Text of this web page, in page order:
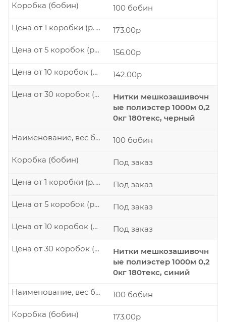
100 бобин
Коробка (бобин)
173.00р
Цена от 1 коробки (р./шт.)
156.00р
Цена от 5 коробок (р./шт.)
142.00р
Цена от 10 коробок (р./шт.)
Нитки мешкозашивочн
ые полиэстер 1000м 0,2
0кг 180текс, черный
Цена от 30 коробок (р./шт.)
100 бобин
Наименование, вес бобины
Под заказ
Коробка (бобин)
Под заказ
Цена от 1 коробки (р./шт.)
Под заказ
Цена от 5 коробок (р./шт.)
Под заказ
Цена от 10 коробок (р./шт.)
Нитки мешкозашивочн
ые полиэстер 1000м 0,2
0кг 180текс, синий
Цена от 30 коробок (р./шт.)
100 бобин
Наименование, вес бобины
173.00р
Коробка (бобин)